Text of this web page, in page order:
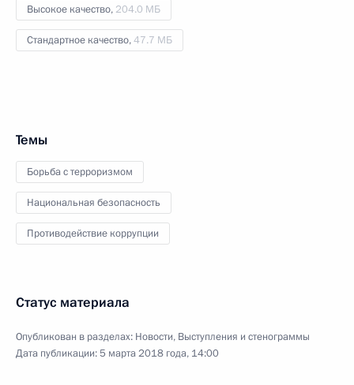
Высокое качество, 204.0 МБ
Стандартное качество,47.7 МБ
Темы
Борьба с терроризмом
Национальная безопасность
Противодействие коррупции
Статус материала
Опубликован в разделах: Новости, Выступления и стенограммы
Дата публикации:5 марта 2018 года, 14:00